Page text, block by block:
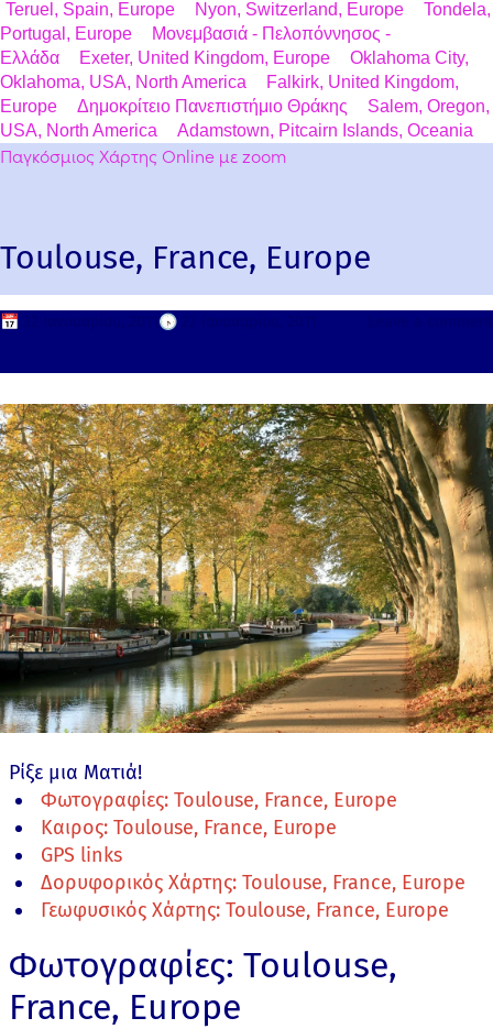
Teruel, Spain, Europe Nyon, Switzerland, Europe
Tondela,
Portugal, Europe
Μονεμβασιά - Πελοπόννησος -
Ελλάδα
Exeter, United Kingdom, Europe
Oklahoma City,
Oklahoma, USA, North America
Falkirk, United Kingdom,
Europe
Δημοκρίτειο Πανεπιστήμιο Θράκης
Salem, Oregon,
USA, North America
Adamstown, Pitcairn Islands, Oceania
Παγκόσμιος Χάρτης Online με zoom
Toulouse, France, Europe
📅 🕟
Ρίξε μια Ματιά!
Φωτογραφίες: Toulouse, France, Europe
Καιρος: Toulouse, France, Europe
GPS links
Δορυφορικός Χάρτης: Toulouse, France, Europe
Γεωφυσικός Χάρτης: Toulouse, France, Europe
Φωτογραφίες: Toulouse,
France, Europe